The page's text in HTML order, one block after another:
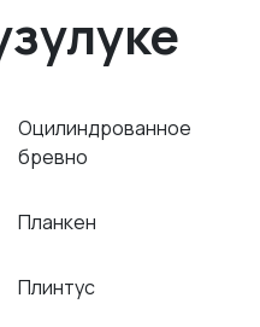
Оцилиндрованное
бревно
Планкен
Плинтус